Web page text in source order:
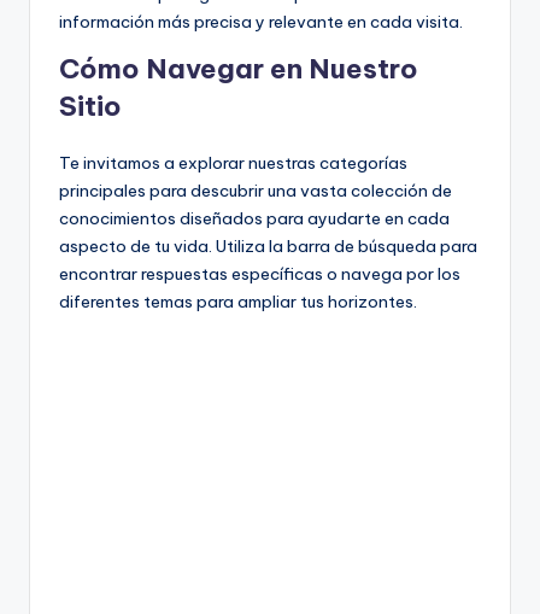
información más precisa y relevante en cada visita.
Cómo Navegar en Nuestro
Sitio
Te invitamos a explorar nuestras categorías
principales para descubrir una vasta colección de
conocimientos diseñados para ayudarte en cada
aspecto de tu vida. Utiliza la barra de búsqueda para
encontrar respuestas específicas o navega por los
diferentes temas para ampliar tus horizontes.